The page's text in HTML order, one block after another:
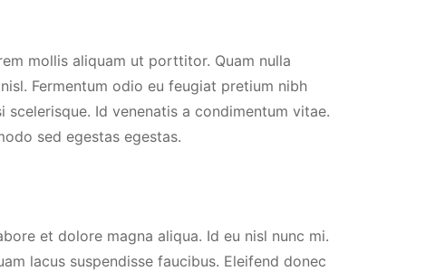
mollis aliquam ut porttitor. Quam nulla
Fermentum odio eu feugiat pretium nibh
Id venenatis a condimentum vitae.
sed egestas egestas.
et dolore magna aliqua. Id eu nisl nunc mi.
lacus suspendisse faucibus. Eleifend donec